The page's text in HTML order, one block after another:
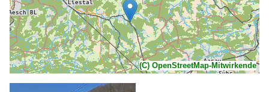
(C) OpenStreetMap-Mitwirkende